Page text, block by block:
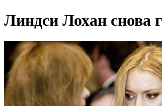
Линдси Лохан снова